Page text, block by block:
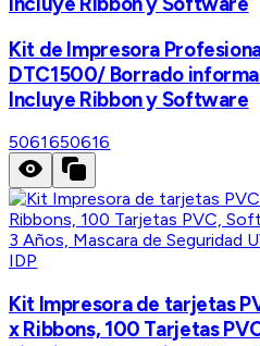
Kit de Impresora
DTC1500/ Borrado
Incluye Ribbon y Software
5061650616
IDP
Kit Impresora de tarjetas
x Ribbons, 100 Tarjetas